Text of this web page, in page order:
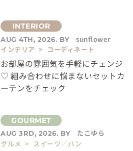
AUG 4TH, 2026. BY
sunflower
インテリア > コーディネート
お部屋の雰囲気を手軽にチェンジ
♡ 組み合わせに悩まないセットカ
ーテンをチェック
AUG 3RD, 2026. BY
たこゆら
グルメ > スイーツ／パン